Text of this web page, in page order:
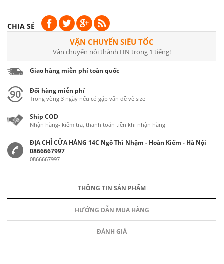
CHIA SẺ
VẬN CHUYỂN SIÊU TỐC
Vận chuyển nội thành HN trong 1 tiếng!
Giao hàng miễn phí toàn quốc
Đổi hàng miễn phí
Trong vòng 3 ngày nếu có gặp vấn đề về size
Ship COD
Nhận hàng- kiểm tra, thanh toán tiền khi nhận hàng
ĐỊA CHỈ CỬA HÀNG 14C Ngô Thì Nhậm - Hoàn Kiếm - Hà Nội
0866667997
0866667997
THÔNG TIN SẢN PHẨM
HƯỚNG DẪN MUA HÀNG
ĐÁNH GIÁ